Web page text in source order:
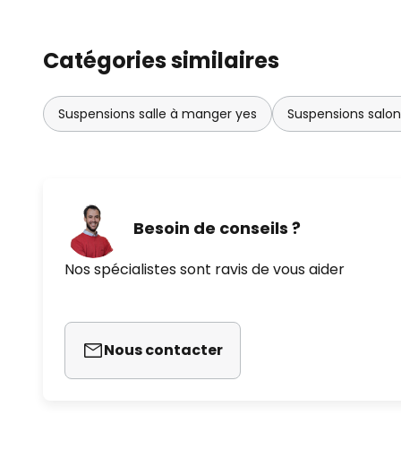
Catégories similaires
Suspensions salle à manger yes Suspensions
Besoin de conseils ?
Nos spécialistes sont ravis de vous aider
Nous contacter